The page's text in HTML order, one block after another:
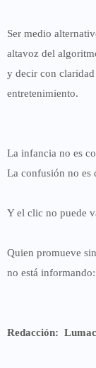
Ser medio
altavoz del
y decir con
entretenimiento.
La infancia no es
La confusión no es
Y el clic no puede
Quien promueve
no está informando:
Redacción: